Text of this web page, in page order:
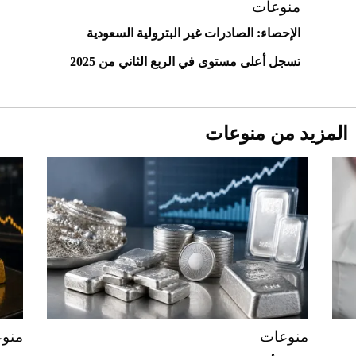
Aston Martin Valiant: على هوى الأبطال
منوعات
الإحصاء: الصادرات غير البترولية السعودية
تسجل أعلى مستوى في الربع الثاني من 2025
المزيد من منوعات
منوعات